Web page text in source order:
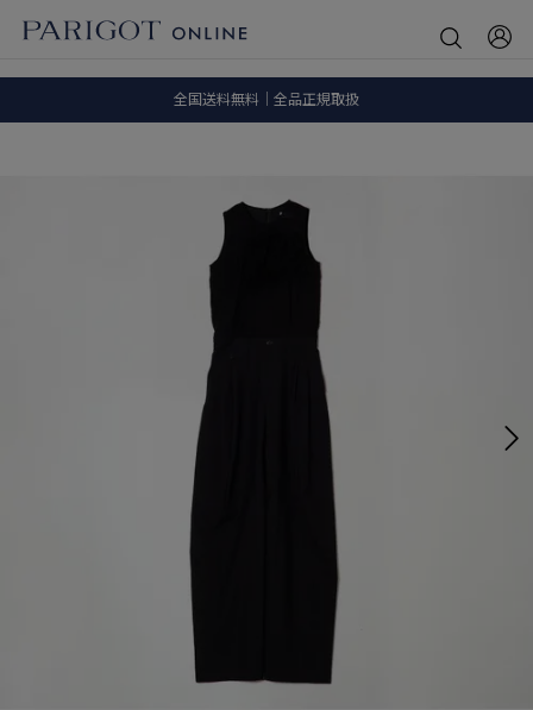
全国送料無料｜全品正規取扱